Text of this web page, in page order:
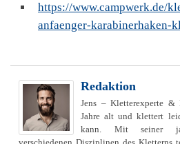
https://www.campwerk.de/
anfaenger-karabinerhaken-
Redaktion
Jens – Kletterexperte &
Jahre alt und klettert
kann. Mit seiner